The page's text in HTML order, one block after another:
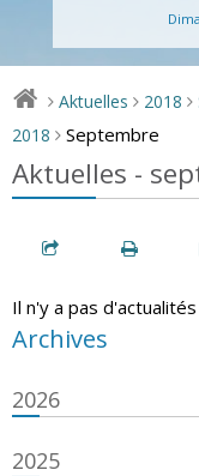
> Aktuelles > 2018 >
2018 > Septembre
Aktuelles -
Il n'y a pas
Archives
2026
2025